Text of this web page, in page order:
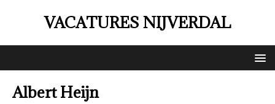
VACATURES NIJVERDAL
Albert Heijn